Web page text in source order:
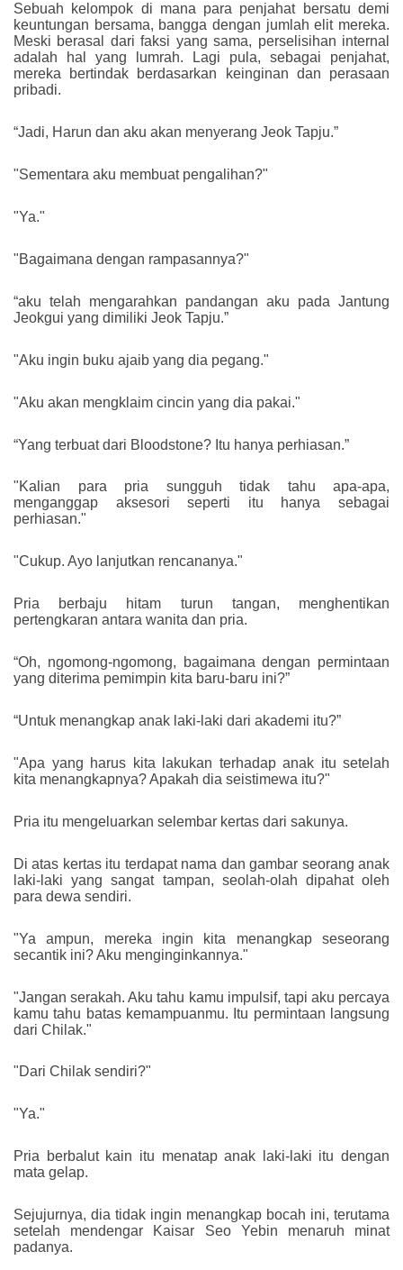
Sebuah kelompok di mana para penjahat bersatu demi
keuntungan bersama, bangga dengan jumlah elit mereka.
Meski berasal dari faksi yang sama, perselisihan internal
adalah hal yang lumrah. Lagi pula, sebagai penjahat,
mereka bertindak berdasarkan keinginan dan perasaan
pribadi.
“Jadi, Harun dan aku akan menyerang Jeok Tapju.”
"Sementara aku membuat pengalihan?"
"Ya."
"Bagaimana dengan rampasannya?"
“aku telah mengarahkan pandangan aku pada Jantung
Jeokgui yang dimiliki Jeok Tapju.”
"Aku ingin buku ajaib yang dia pegang."
"Aku akan mengklaim cincin yang dia pakai."
“Yang terbuat dari Bloodstone? Itu hanya perhiasan.”
"Kalian para pria sungguh tidak tahu apa-apa,
menganggap aksesori seperti itu hanya sebagai
perhiasan."
"Cukup. Ayo lanjutkan rencananya."
Pria berbaju hitam turun tangan, menghentikan
pertengkaran antara wanita dan pria.
“Oh, ngomong-ngomong, bagaimana dengan permintaan
yang diterima pemimpin kita baru-baru ini?”
“Untuk menangkap anak laki-laki dari akademi itu?”
"Apa yang harus kita lakukan terhadap anak itu setelah
kita menangkapnya? Apakah dia seistimewa itu?"
Pria itu mengeluarkan selembar kertas dari sakunya.
Di atas kertas itu terdapat nama dan gambar seorang anak
laki-laki yang sangat tampan, seolah-olah dipahat oleh
para dewa sendiri.
"Ya ampun, mereka ingin kita menangkap seseorang
secantik ini? Aku menginginkannya."
"Jangan serakah. Aku tahu kamu impulsif, tapi aku percaya
kamu tahu batas kemampuanmu. Itu permintaan langsung
dari Chilak."
"Dari Chilak sendiri?"
"Ya."
Pria berbalut kain itu menatap anak laki-laki itu dengan
mata gelap.
Sejujurnya, dia tidak ingin menangkap bocah ini, terutama
setelah mendengar Kaisar Seo Yebin menaruh minat
padanya.